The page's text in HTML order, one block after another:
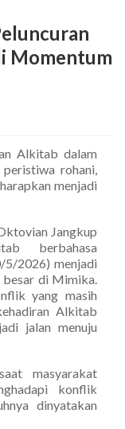
Momentum
Alkitab dalam
rohani,
menjadi
Jangkup
berbahasa
5/2026) menjadi
di Mimika.
yang masih
Alkitab
jalan menuju
masyarakat
konflik
dinyatakan